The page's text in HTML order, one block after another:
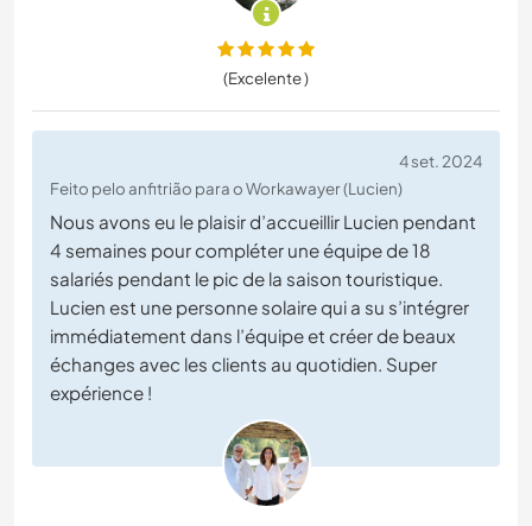
(Excelente )
4 set. 2024
Feito pelo anfitrião para o Workawayer (Lucien)
Nous avons eu le plaisir d’accueillir Lucien pendant
4 semaines pour compléter une équipe de 18
salariés pendant le pic de la saison touristique.
Lucien est une personne solaire qui a su s’intégrer
immédiatement dans l’équipe et créer de beaux
échanges avec les clients au quotidien. Super
expérience !